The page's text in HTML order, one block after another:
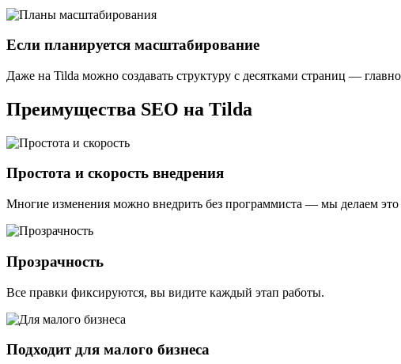
Если планируется масштабирование
Даже на Tilda можно создавать структуру с десятками страниц —
Преимущества SEO на Tilda
Простота и скорость внедрения
Многие изменения можно внедрить без программиста — мы делаем это
Прозрачность
Все правки фиксируются, вы видите каждый этап работы.
Подходит для малого бизнеса